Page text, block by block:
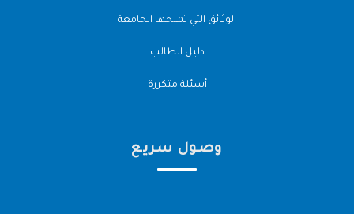
الوثائق التي تمنحها الجامعة
دليل الطالب
أسئلة متكررة
وصول سريع